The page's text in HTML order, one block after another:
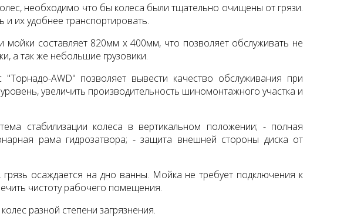
необходимо что бы колеса были тщательно очищены от грязи.
их удобнее транспортировать.
составляет 820мм х 400мм, что позволяет обслуживать не
а так же небольшие грузовики.
AWD" позволяет вывести качество обслуживания при
увеличить производительность шиномонтажного участка и
стабилизации колеса в вертикальном положении; - полная
рама гидрозатвора; - защита внешней стороны диска от
осаждается на дно ванны. Мойка не требует подключения к
чистоту рабочего помещения.
разной степени загрязнения.